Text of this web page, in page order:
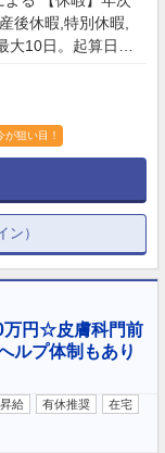
後休暇,特別休暇,
10日。起算日1
が狙い目！
ン）
万円☆皮膚科門前
ルプ体制もあり
給 有休推奨
在宅